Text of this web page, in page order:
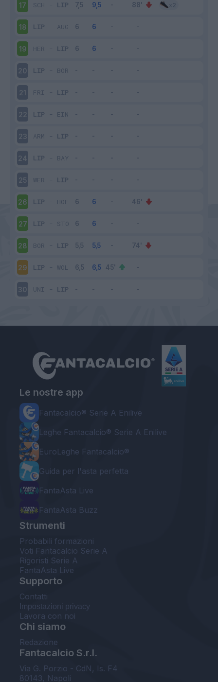
17 SCH - LIP
18 LIP - AUG
19 HER - LIP
20 LIP - BOR
21 FRI - LIP
22 LIP - EIN
23 ARM - LIP
24 LIP - BAY
25 WER - LIP
26 LIP - HOF
27 LIP - STO
28 BOR - LIP
29 LIP - WOL
30 UNI - LIP
Le nostre app
Fantacalcio® Serie A Enilive
Leghe Fantacalcio® Serie A Enilive
EuroLeghe Fantacalcio®
Guida per l'asta perfetta
FantaAsta Live
FantaAsta Buzz
Strumenti
Probabili formazioni
Voti Fantacalcio Serie A
Rigoristi Serie A
FantaAsta Live
Supporto
Contatti
Impostazioni privacy
Lavora con noi
Chi siamo
Redazione
Fantacalcio S.r.l.
Via G. Porzio - CdN, Is. F4
80143, Napoli